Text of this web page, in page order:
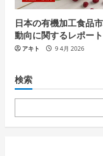
日本の有機加工食品
動向に関するレポー
アキト 9 4月 2026
検索